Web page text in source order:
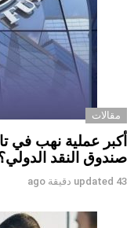
مقالات
أكبر عملية نهب في
صندوق النقد
updated 43 دقيقة ago